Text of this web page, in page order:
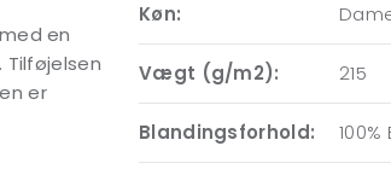
en
er
Køn:
Vægt (g/m2): 215
Blandingsforhold: